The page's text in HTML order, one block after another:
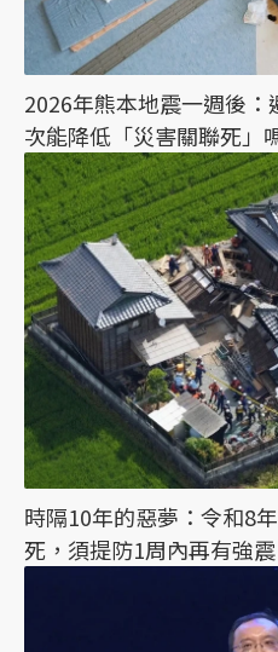
2026年熊本地震一週後
次能降低「災害關聯死」
時隔10年的惡夢：令和8
死，須提防1周內再有強震